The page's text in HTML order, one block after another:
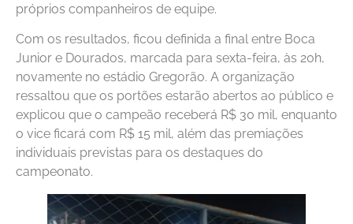
próprios companheiros de equipe.
Com os resultados, ficou definida a final entre Boca
Junior e Dourados, marcada para sexta-feira, às 20h,
novamente no estádio Gregorão. A organização
ressaltou que os portões estarão abertos ao público e
explicou que o campeão receberá R$ 30 mil, enquanto
o vice ficará com R$ 15 mil, além das premiações
individuais previstas para os destaques do
campeonato.